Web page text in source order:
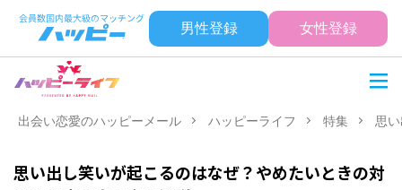
男性登録 女性登録
出会い恋愛のハッピーメール ハッピーライフ 特集 思
思い出し笑いが起こるのはなぜ？やめたいときの対